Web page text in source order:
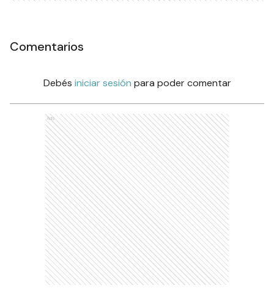
Comentarios
Debés iniciar sesión para poder comentar
Ads